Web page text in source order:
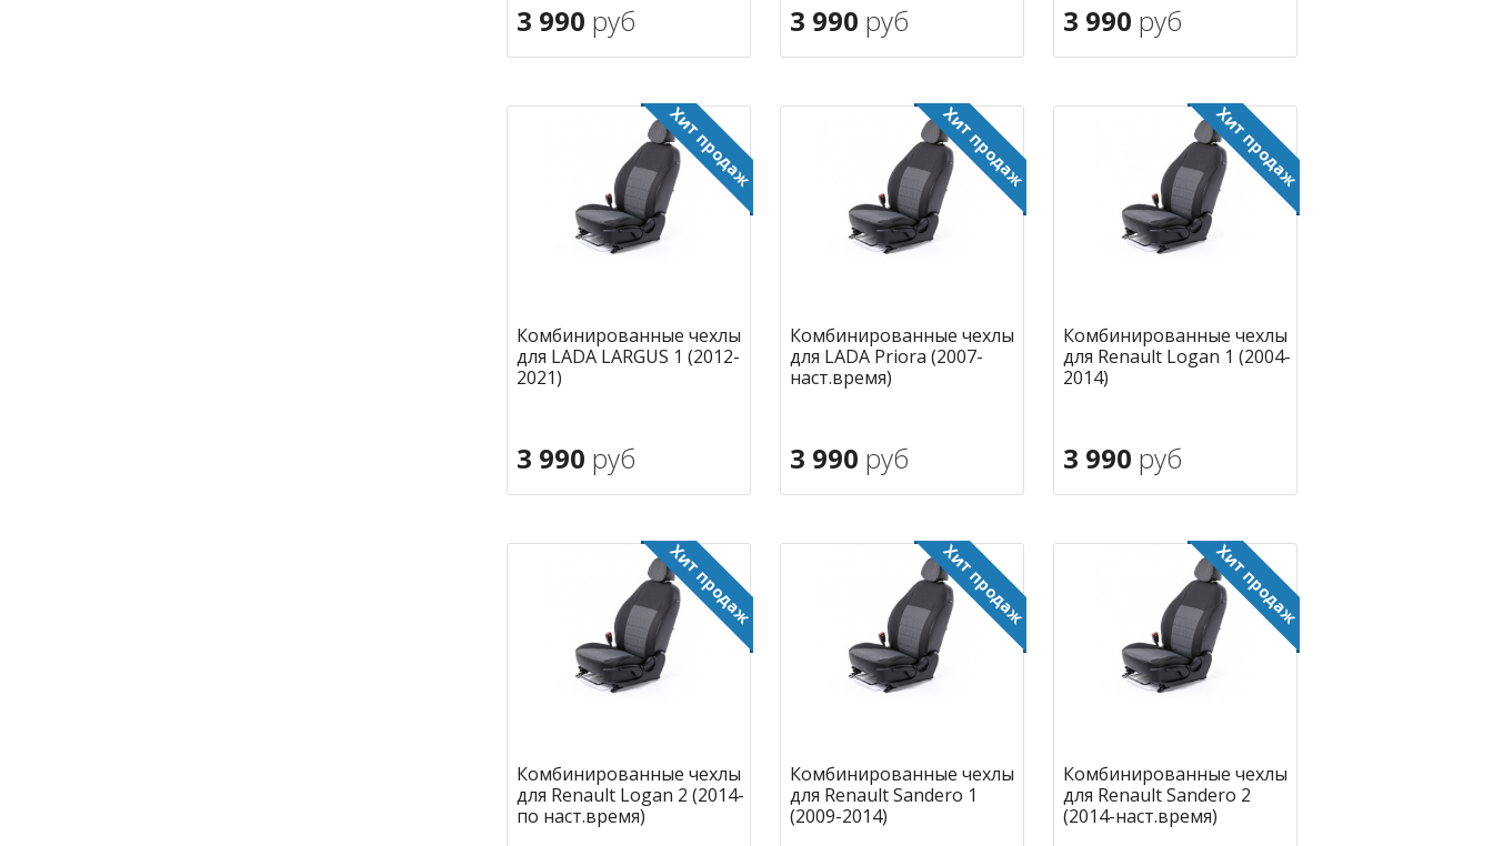
3 990 руб
В корзину
3 990 руб
В корзину
3 990 руб
В корзину
Комбинированные чехлы
для LADA LARGUS 1 (2012-
2021)
3 990 руб
Комбинированные чехлы
для LADA Priora (2007-
наст.время)
3 990 руб
Комбинированные чехлы
для Renault Logan 1 (2004-
2014)
3 990 руб
Комбинированные чехлы
для Renault Logan 2 (2014-
по наст.время)
Комбинированные чехлы
для Renault Sandero 1
(2009-2014)
Комбинированные чехлы
для Renault Sandero 2
(2014-наст.время)